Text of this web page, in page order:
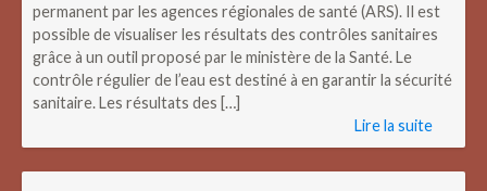
permanent par les agences régionales de santé (ARS). Il est
possible de visualiser les résultats des contrôles sanitaires
grâce à un outil proposé par le ministère de la Santé. Le
contrôle régulier de l’eau est destiné à en garantir la sécurité
sanitaire. Les résultats des […]
Lire la suite